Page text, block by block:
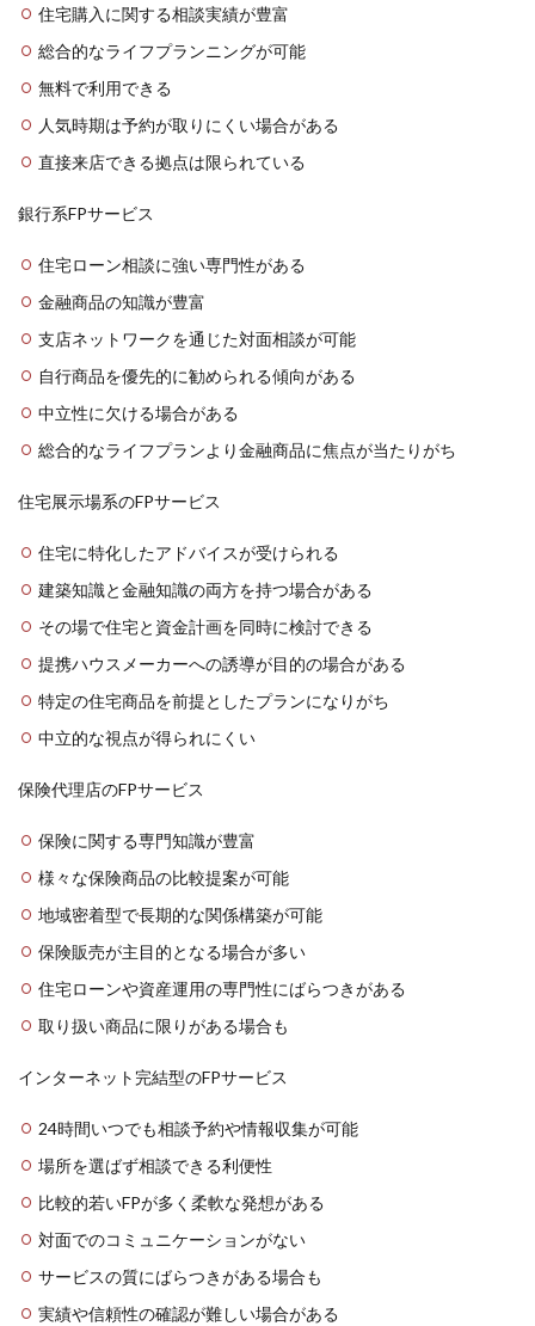
住宅購入に関する相談実績が豊富
総合的なライフプランニングが可能
無料で利用できる
人気時期は予約が取りにくい場合がある
直接来店できる拠点は限られている
銀行系FPサービス
住宅ローン相談に強い専門性がある
金融商品の知識が豊富
支店ネットワークを通じた対面相談が可能
自行商品を優先的に勧められる傾向がある
中立性に欠ける場合がある
総合的なライフプランより金融商品に焦点が当たりがち
住宅展示場系のFPサービス
住宅に特化したアドバイスが受けられる
建築知識と金融知識の両方を持つ場合がある
その場で住宅と資金計画を同時に検討できる
提携ハウスメーカーへの誘導が目的の場合がある
特定の住宅商品を前提としたプランになりがち
中立的な視点が得られにくい
保険代理店のFPサービス
保険に関する専門知識が豊富
様々な保険商品の比較提案が可能
地域密着型で長期的な関係構築が可能
保険販売が主目的となる場合が多い
住宅ローンや資産運用の専門性にばらつきがある
取り扱い商品に限りがある場合も
インターネット完結型のFPサービス
24時間いつでも相談予約や情報収集が可能
場所を選ばず相談できる利便性
比較的若いFPが多く柔軟な発想がある
対面でのコミュニケーションがない
サービスの質にばらつきがある場合も
実績や信頼性の確認が難しい場合がある